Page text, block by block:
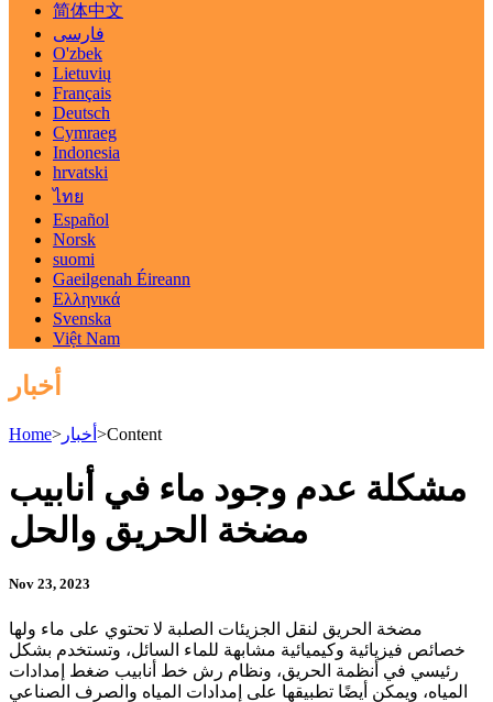
简体中文
فارسی
O'zbek
Lietuvių
Français
Deutsch
Cymraeg
Indonesia
hrvatski
ไทย
Español
Norsk
suomi
Gaeilgenah Éireann
Ελληνικά
Svenska
Việt Nam
أخبار
Home> أخبار >Content
مشكلة عدم وجود ماء في أنابيب
مضخة الحريق والحل
Nov 23, 2023
مضخة الحريق لنقل الجزيئات الصلبة لا تحتوي على ماء ولها
خصائص فيزيائية وكيميائية مشابهة للماء السائل، وتستخدم بشكل
رئيسي في أنظمة الحريق، ونظام رش خط أنابيب ضغط إمدادات
المياه، ويمكن أيضًا تطبيقها على إمدادات المياه والصرف الصناعي